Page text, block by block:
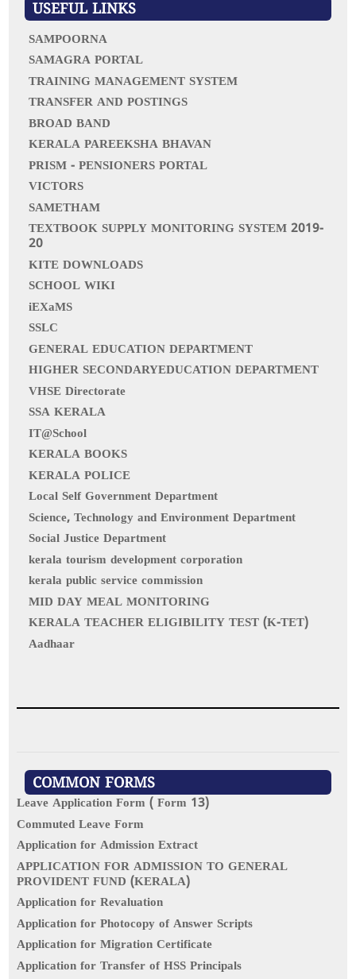
USEFUL LINKS
SAMPOORNA
SAMAGRA PORTAL
TRAINING MANAGEMENT SYSTEM
TRANSFER AND POSTINGS
BROAD BAND
KERALA PAREEKSHA BHAVAN
PRISM - PENSIONERS PORTAL
VICTORS
SAMETHAM
TEXTBOOK SUPPLY MONITORING SYSTEM 2019-
20
KITE DOWNLOADS
SCHOOL WIKI
iEXaMS
SSLC
GENERAL EDUCATION DEPARTMENT
HIGHER SECONDARYEDUCATION DEPARTMENT
VHSE Directorate
SSA KERALA
IT@School
KERALA BOOKS
KERALA POLICE
Local Self Government Department
Science, Technology and Environment Department
Social Justice Department
kerala tourism development corporation
kerala public service commission
MID DAY MEAL MONITORING
KERALA TEACHER ELIGIBILITY TEST (K-TET)
Aadhaar
COMMON FORMS
Leave Application Form ( Form 13)
Commuted Leave Form
Application for Admission Extract
APPLICATION FOR ADMISSION TO GENERAL
PROVIDENT FUND (KERALA)
Application for Revaluation
Application for Photocopy of Answer Scripts
Application for Migration Certificate
Application for Transfer of HSS Principals